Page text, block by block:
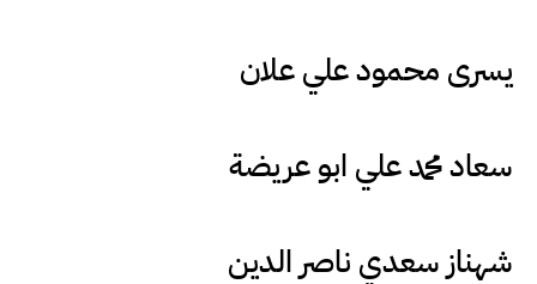
يسرى محمود علي علان
سعاد محمد علي ابو عريضة
شهناز سعدي ناصر الدين